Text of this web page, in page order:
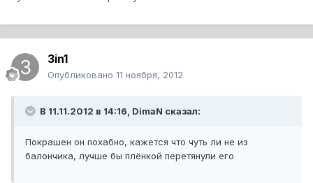
3in1
Опубликовано 11 ноября, 2012
В 11.11.2012 в 14:16, DimaN сказал:
Покрашен он похабно, кажется что чуть ли не из
балончика, лучше бы плёнкой перетянули его